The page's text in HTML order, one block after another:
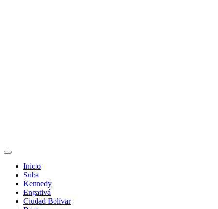
Inicio
Suba
Kennedy
Engativá
Ciudad Bolívar